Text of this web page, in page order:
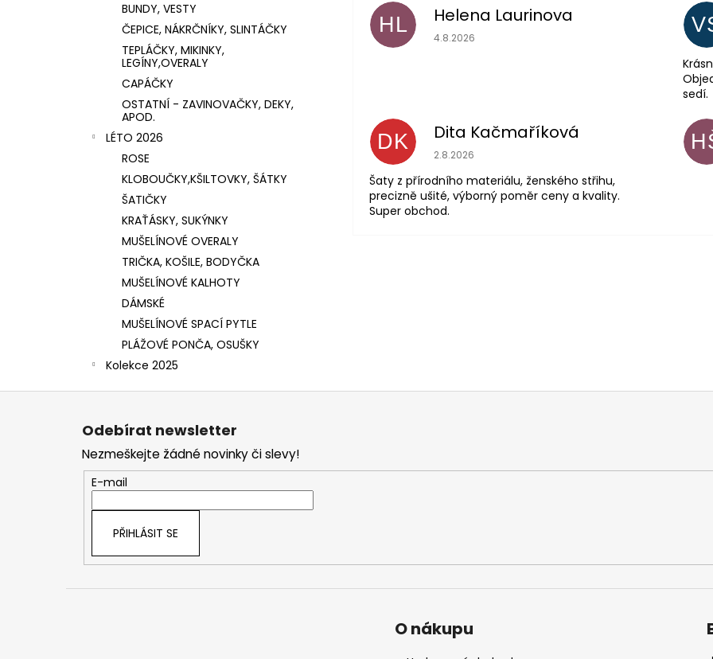
BUNDY, VESTY
ČEPICE, NÁKRČNÍKY, SLINTÁČKY
TEPLÁČKY, MIKINKY,
LEGÍNY,OVERALY
CAPÁČKY
OSTATNÍ - ZAVINOVAČKY, DEKY,
APOD.
LÉTO 2026
ROSE
KLOBOUČKY,KŠILTOVKY, ŠÁTKY
ŠATIČKY
KRAŤÁSKY, SUKÝNKY
MUŠELÍNOVÉ OVERALY
TRIČKA, KOŠILE, BODYČKA
MUŠELÍNOVÉ KALHOTY
DÁMSKÉ
MUŠELÍNOVÉ SPACÍ PYTLE
PLÁŽOVÉ PONČA, OSUŠKY
Kolekce 2025
HL Helena Laurinova
Hodnocení obchodu je 5 z 5 hvězdiček.
4.8.2026
sedí.
DK Dita Kačmaříková
Hodnocení obchodu je 5 z 5 hvězdiček.
2.8.2026
Šaty z přírodního materiálu, ženského střihu,
precizně ušité, výborný poměr ceny a kvality.
Super obchod.
Z
Odebírat newsletter
Nezmeškejte žádné novinky či slevy!
E-mail
PŘIHLÁSIT SE
O nákupu